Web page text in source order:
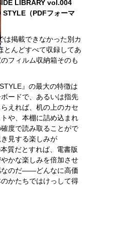
LIBRARY vol.004
STYLE（PDFフォーマ
は掲載できなかった別カ
とんどすべて収録してあ
フィルム収納箱そのも
』の最大の特徴は
ボードで、あるいは指先
えれば、机の上のカセ
や、本棚に詰め込まれ
度で読み取ることがで
見する楽しみが
質だとすれば、電書版
かな楽しみを倍加させ
なのだ――どんなに高価
かたちではけっして得